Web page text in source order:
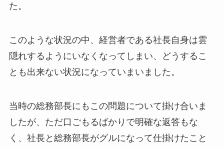
た。
このような状況の中、経営者である社長自身は雲
隠れするようにいなくなってしまい、どうするこ
とも出来ない状況になっていまいました。
当時の総務部長にもこの問題について掛け合いま
したが、ただ口ごもるばかりで明確な返答もな
く、社長と総務部長がグルになって仕掛けたこと